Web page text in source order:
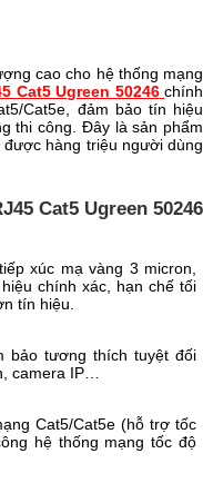
cao cho hệ thống mạng
Cat5 Ugreen 50246 chính
Cat5e, đảm bảo tín hiệu
thi công. Đây là sản phẩm
hàng triệu người dùng
Cat5 Ugreen 50246
xúc mạ vàng 3 micron,
chính xác, hạn chế tối
tín hiệu.
bảo tương thích tuyệt đối
camera IP…
Cat5/Cat5e (hỗ trợ tốc
hệ thống mạng tốc độ